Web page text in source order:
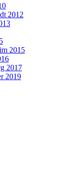
2012
2015
2017
2019